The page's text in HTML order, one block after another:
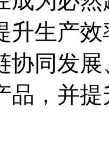
生产效
协同发展
，并